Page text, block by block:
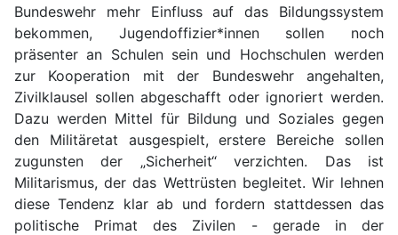
Bundeswehr mehr Einfluss auf das Bildungssystem
bekommen, Jugendoffizier*innen sollen noch
präsenter an Schulen sein und Hochschulen werden
zur Kooperation mit der Bundeswehr angehalten,
Zivilklausel sollen abgeschafft oder ignoriert werden.
Dazu werden Mittel für Bildung und Soziales gegen
den Militäretat ausgespielt, erstere Bereiche sollen
zugunsten der „Sicherheit“ verzichten. Das ist
Militarismus, der das Wettrüsten begleitet. Wir lehnen
diese Tendenz klar ab und fordern stattdessen das
politische Primat des Zivilen - gerade in der